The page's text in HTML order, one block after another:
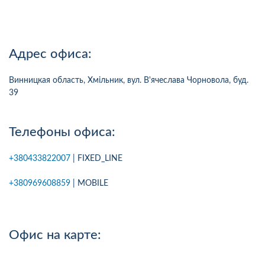
Адрес офиса:
Винницкая область, Хмільник, вул. В'ячеслава Чорновола, буд.
39
Телефоны офиса:
+380433822007 | FIXED_LINE
+380969608859 | MOBILE
Офис на карте: